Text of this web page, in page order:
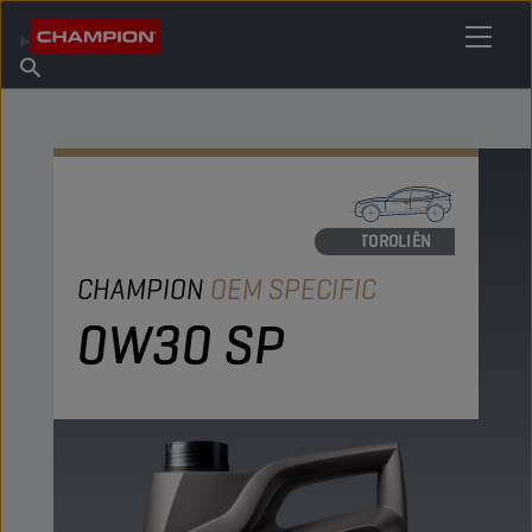
Over Champion
Vind een verkooppunt
MOTOROLIËN
CHAMPION OEM SPECIFIC
0W30 SP